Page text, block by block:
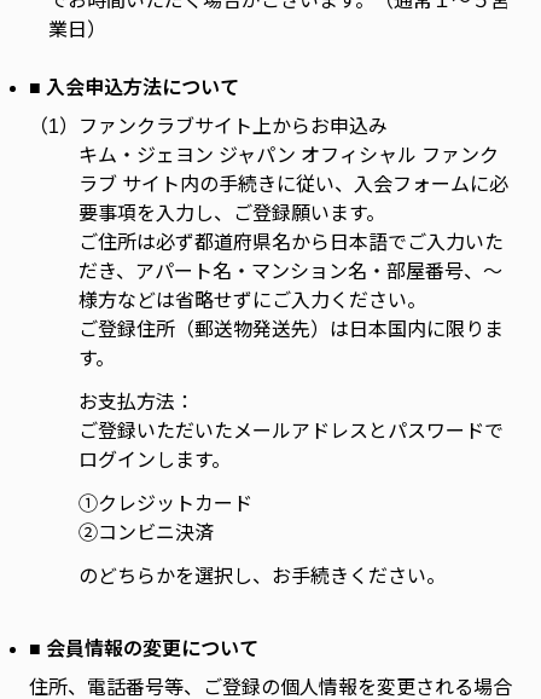
業日）
■ 入会申込方法について
（1）
ファンクラブサイト上からお申込み
キム・ジェヨン ジャパン オフィシャル ファンク
ラブ サイト内の手続きに従い、入会フォームに必
要事項を入力し、ご登録願います。
ご住所は必ず都道府県名から日本語でご入力いた
だき、アパート名・マンション名・部屋番号、～
様方などは省略せずにご入力ください。
ご登録住所（郵送物発送先）は日本国内に限りま
す。
お支払方法：
ご登録いただいたメールアドレスとパスワードで
ログインします。
①クレジットカード
②コンビニ決済
のどちらかを選択し、お手続きください。
■ 会員情報の変更について
住所、電話番号等、ご登録の個人情報を変更される場合